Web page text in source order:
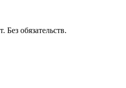
обязательств.